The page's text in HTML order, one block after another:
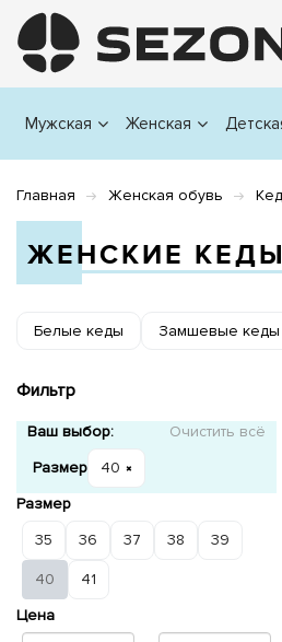
Мужская Женская
Главная Женская обувь
ЖЕНСКИЕ
Белые кеды Замшевые кеды
Фильтр
Ваш выбор:
Очистить всё
Размер
40
Размер
35
36 37 38 39
40
41
Цена